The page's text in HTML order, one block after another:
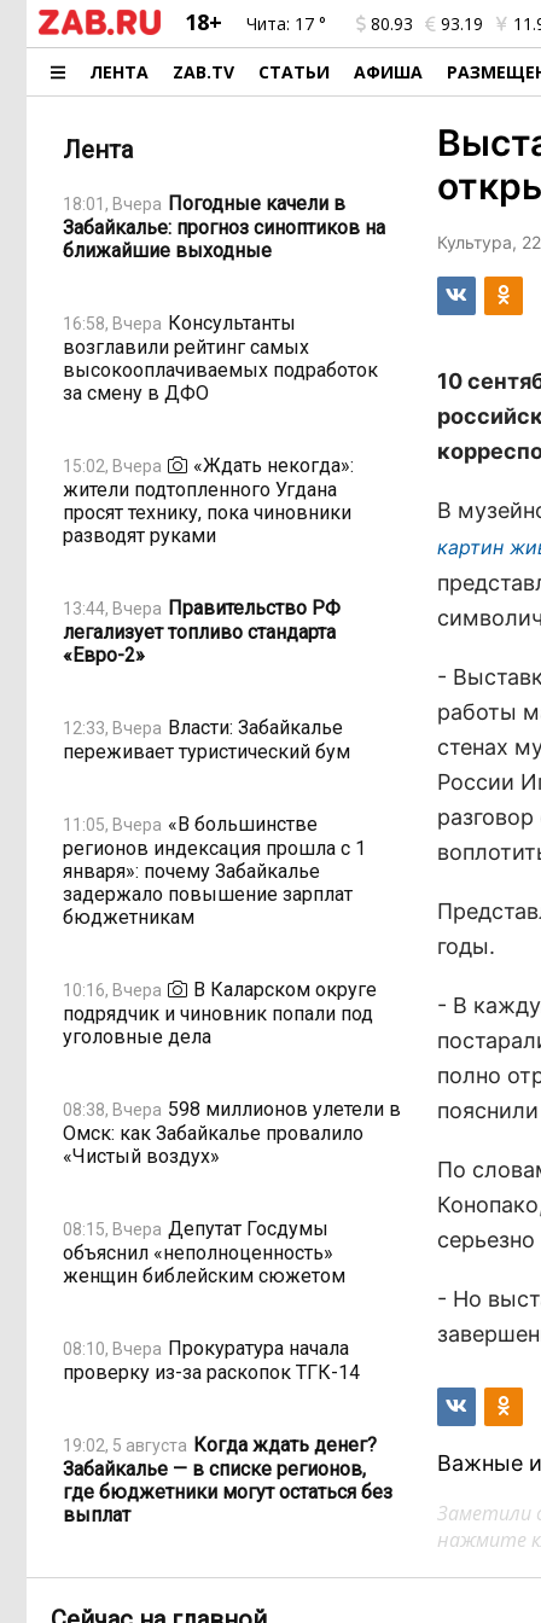
18+ Чита: 17 ° 80.93 93.19
ЛЕНТА ZAB.TV СТАТЬИ АФИША
Лента
18:01, Вчера Погодные качели в
Забайкалье: прогноз синоптиков на
ближайшие выходные
16:58, Вчера Консультанты
возглавили рейтинг самых
высокооплачиваемых подработок
за смену в ДФО
15:02, Вчера
«Ждать некогда»:
жители подтопленного Угдана
просят технику, пока чиновники
разводят руками
13:44, Вчера Правительство РФ
легализует топливо стандарта
«Евро-2»
12:33, Вчера Власти: Забайкалье
переживает туристический бум
11:05, Вчера «В большинстве
регионов индексация прошла с 1
января»: почему Забайкалье
задержало повышение зарплат
бюджетникам
10:16, Вчера
В Каларском округе
подрядчик и чиновник попали под
уголовные дела
08:38, Вчера 598 миллионов улетели в
Омск: как Забайкалье провалило
«Чистый воздух»
08:15, Вчера Депутат Госдумы
объяснил «неполноценность»
женщин библейским сюжетом
08:10, Вчера Прокуратура начала
проверку из-за раскопок ТГК-14
19:02, 5 августа Когда ждать денег?
Забайкалье — в списке регионов,
где бюджетники могут остаться без
выплат
превысить весь наш опыт»: Осипов
Культура,
10
В
картин
-
работы
стенах
России
годы.
- В
полно
По
- Но
Важные
Заметили
нажмите